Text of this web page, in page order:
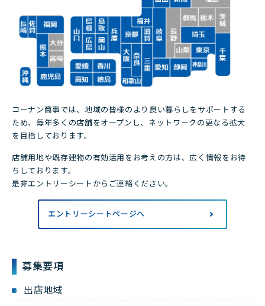
コーナン商事では、地域の皆様のより良い暮らしをサポートする
ため、毎年多くの店舗をオープンし、ネットワークの更なる拡大
を目指しております。
店舗用地や既存建物の有効活用をお考えの方は、広く情報をお待
ちしております。
是非エントリーシートからご連絡ください。
エントリーシートページへ
募集要項
出店地域